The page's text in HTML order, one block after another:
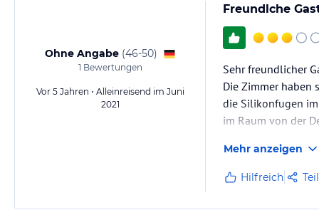
Ohne Angabe (46-50)
1 Bewertungen
Vor 5 Jahren • Alleinreisend im Juni
2021
Freundlche
Sehr freundlicher
Die Zimmer haben
die Silikonfugen
im Raum von der
Mehr anzeigen
Hilfreich